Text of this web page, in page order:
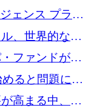
する
ェンス プラッ
ーロを投資
、世界的なス
Bまで支援する
ドIVを閉鎖
ファンドが初
ーロのラウンド
ると問題にな
高まる中、